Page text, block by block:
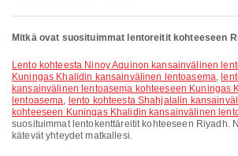
Mitkä ovat suosituimmat lentoreitit kohteeseen
lento kohteesta Ninoy Aquinon kansainvälinen lentoasema kohteeseen
Kuningas Khalidin kansainvälinen lentoasema,
kansainvälinen lentoasema kohteeseen Kuningas
lentoasema, lento kohteesta Shahjalalin
kohteeseen Kuningas Khalidin kansainvälinen
suosituimmat lentokenttäreitit kohteeseen Riyadh.
kätevät yhteydet matkallesi.